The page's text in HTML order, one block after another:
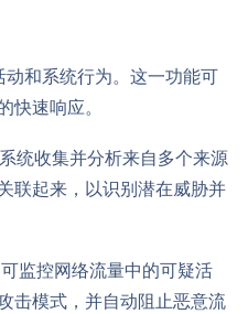
动和系统行为。这一功能可
快速响应。
系统收集并分析来自多个来源
联起来，以识别潜在威胁并
可监控网络流量中的可疑活
击模式，并自动阻止恶意流